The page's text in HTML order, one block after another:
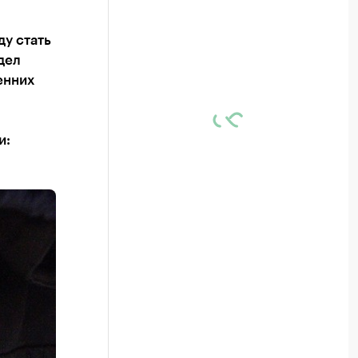
стать